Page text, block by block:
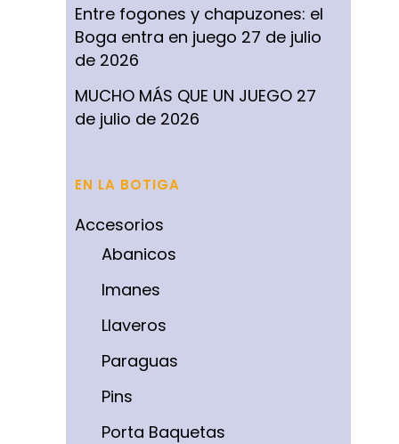
Entre fogones y chapuzones: el
Boga entra en juego 27 de julio
de 2026
MUCHO MÁS QUE UN JUEGO 27
de julio de 2026
EN LA BOTIGA
Accesorios
Abanicos
Imanes
Llaveros
Paraguas
Pins
Porta Baquetas